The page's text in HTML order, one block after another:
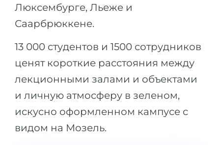
Наши студенты успешно поступают
Беларусь
Другая страна
ЗАПИСАТЬСЯ НА КОНСУЛЬТАЦИЮ
Люксембурге, Льеже и
Саарбрюккене.
13 000 студентов и 1500 сотрудников
ценят короткие расстояния между
лекционными залами и объектами
и личную атмосферу в зеленом,
искусно оформленном кампусе с
видом на Мозель.